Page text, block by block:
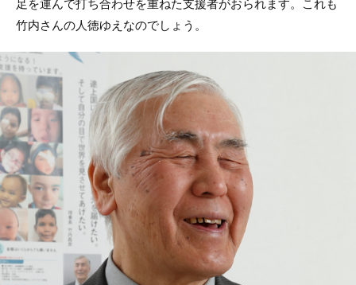
足を運んで打ち合わせを重ねた支援者がおられます。これも
竹内さんの人徳ゆえなのでしょう。